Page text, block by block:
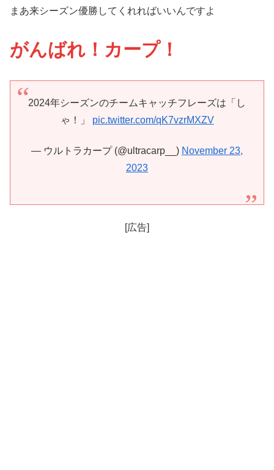
まあ来シーズン優勝してくれればいいんですよ
がんばれ！カープ！
2024年シーズンのチームキャッチフレーズは「し
ゃ！」 pic.twitter.com/qK7vzrMXZV
— ウルトラカープ (@ultracarp__) November 23,
2023
[広告]